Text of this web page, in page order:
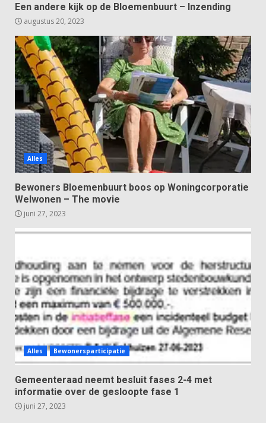
Een andere kijk op de Bloemenbuurt – Inzending
augustus 20, 2023
Alles
Bewoners Bloemenbuurt boos op Woningcorporatie
Welwonen – The movie
juni 27, 2023
Alles Bewonersparticipatie
Gemeenteraad neemt besluit fases 2-4 met
informatie over de gesloopte fase 1
juni 27, 2023